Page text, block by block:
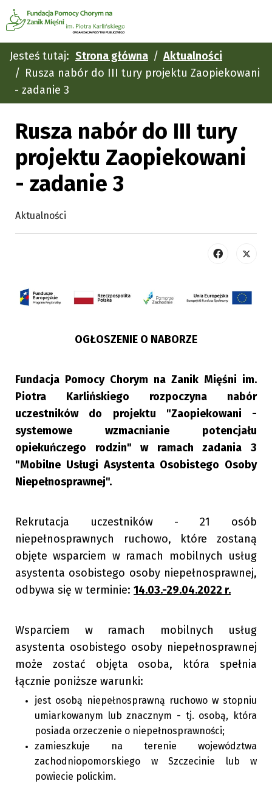
Jesteś tutaj: Strona główna
Aktualności
Rusza nabór do III tury projektu Zaopiekowani
- zadanie 3
Rusza nabór do III tury
projektu Zaopiekowani
- zadanie 3
Aktualności
OGŁOSZENIE O NABORZE
Fundacja Pomocy Chorym na Zanik Mięśni im.
Piotra Karlińskiego rozpoczyna nabór
uczestników do projektu "Zaopiekowani -
systemowe wzmacnianie potencjału
opiekuńczego rodzin" w ramach zadania 3
"Mobilne Usługi Asystenta Osobistego Osoby
Niepełnosprawnej".
Rekrutacja uczestników - 21 osób
niepełnosprawnych ruchowo, które zostaną
objęte wsparciem w ramach mobilnych usług
asystenta osobistego osoby niepełnosprawnej,
odbywa się w terminie: 14.03.-29.04.2022 r.
Wsparciem w ramach mobilnych usług
asystenta osobistego osoby niepełnosprawnej
może zostać objęta osoba, która spełnia
łącznie poniższe warunki:
jest osobą niepełnosprawną ruchowo w stopniu
umiarkowanym lub znacznym - tj. osobą, która
posiada orzeczenie o niepełnosprawności;
zamieszkuje na terenie województwa
zachodniopomorskiego w Szczecinie lub w
powiecie polickim.